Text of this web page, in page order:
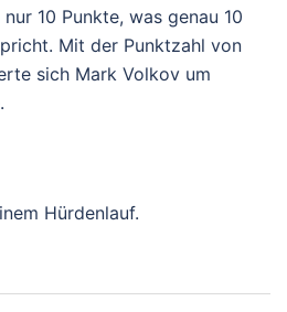
10 Punkte, was genau 10
Mit der Punktzahl von
sich Mark Volkov um
Hürdenlauf.